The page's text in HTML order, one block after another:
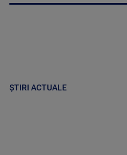
ȘTIRI ACTUALE